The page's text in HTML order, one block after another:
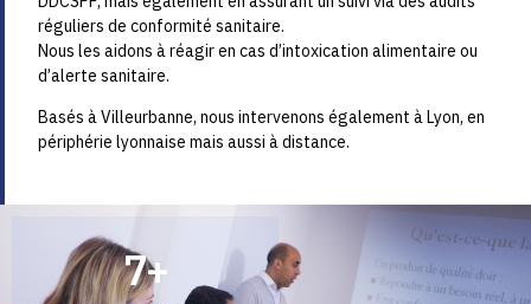
réguliers de conformité sanitaire.
Nous les aidons à réagir en cas d’intoxication alimentaire ou
d’alerte sanitaire.
Basés à Villeurbanne, nous intervenons également à Lyon, en
périphérie lyonnaise mais aussi à distance.
7+